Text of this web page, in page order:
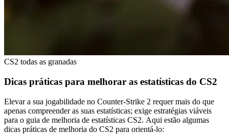
CS2 todas as granadas
Dicas práticas para melhorar as estatísticas do CS2
Elevar a sua jogabilidade no Counter-Strike 2 requer mais do que
apenas compreender as suas estatísticas; exige estratégias viáveis ​​​​
para o guia de melhoria de estatísticas CS2. Aqui estão algumas
dicas práticas de melhoria do CS2 para orientá-lo: